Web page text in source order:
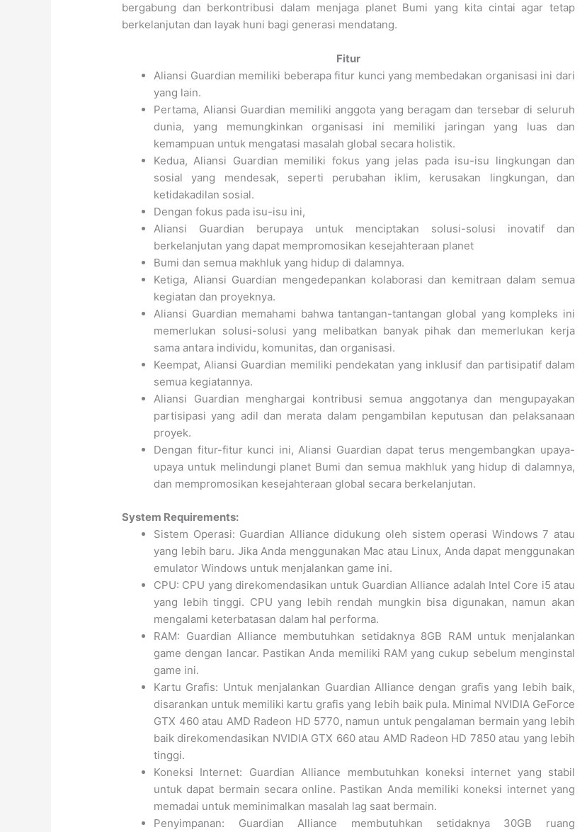
bergabung dan berkontribusi dalam menjaga planet Bumi yang kita cintai agar tetap
berkelanjutan dan layak huni bagi generasi mendatang.
Fitur
Aliansi Guardian memiliki beberapa fitur kunci yang membedakan organisasi ini dari
yang lain.
Pertama, Aliansi Guardian memiliki anggota yang beragam dan tersebar di seluruh
dunia, yang memungkinkan organisasi ini memiliki jaringan yang luas dan
kemampuan untuk mengatasi masalah global secara holistik.
Kedua, Aliansi Guardian memiliki fokus yang jelas pada isu-isu lingkungan dan
sosial yang mendesak, seperti perubahan iklim, kerusakan lingkungan, dan
ketidakadilan sosial.
Dengan fokus pada isu-isu ini,
Aliansi Guardian berupaya untuk menciptakan solusi-solusi inovatif dan
berkelanjutan yang dapat mempromosikan kesejahteraan planet
Bumi dan semua makhluk yang hidup di dalamnya.
Ketiga, Aliansi Guardian mengedepankan kolaborasi dan kemitraan dalam semua
kegiatan dan proyeknya.
Aliansi Guardian memahami bahwa tantangan-tantangan global yang kompleks ini
memerlukan solusi-solusi yang melibatkan banyak pihak dan memerlukan kerja
sama antara individu, komunitas, dan organisasi.
Keempat, Aliansi Guardian memiliki pendekatan yang inklusif dan partisipatif dalam
semua kegiatannya.
Aliansi Guardian menghargai kontribusi semua anggotanya dan mengupayakan
partisipasi yang adil dan merata dalam pengambilan keputusan dan pelaksanaan
proyek.
Dengan fitur-fitur kunci ini, Aliansi Guardian dapat terus mengembangkan upaya-
upaya untuk melindungi planet Bumi dan semua makhluk yang hidup di dalamnya,
dan mempromosikan kesejahteraan global secara berkelanjutan.
System Requirements:
Sistem Operasi: Guardian Alliance didukung oleh sistem operasi Windows 7 atau
yang lebih baru. Jika Anda menggunakan Mac atau Linux, Anda dapat menggunakan
emulator Windows untuk menjalankan game ini.
CPU: CPU yang direkomendasikan untuk Guardian Alliance adalah Intel Core i5 atau
yang lebih tinggi. CPU yang lebih rendah mungkin bisa digunakan, namun akan
mengalami keterbatasan dalam hal performa.
RAM: Guardian Alliance membutuhkan setidaknya 8GB RAM untuk menjalankan
game dengan lancar. Pastikan Anda memiliki RAM yang cukup sebelum menginstal
game ini.
Kartu Grafis: Untuk menjalankan Guardian Alliance dengan grafis yang lebih baik,
disarankan untuk memiliki kartu grafis yang lebih baik pula. Minimal NVIDIA GeForce
GTX 460 atau AMD Radeon HD 5770, namun untuk pengalaman bermain yang lebih
baik direkomendasikan NVIDIA GTX 660 atau AMD Radeon HD 7850 atau yang lebih
tinggi.
Koneksi Internet: Guardian Alliance membutuhkan koneksi internet yang stabil
untuk dapat bermain secara online. Pastikan Anda memiliki koneksi internet yang
memadai untuk meminimalkan masalah lag saat bermain.
Penyimpanan: Guardian Alliance membutuhkan setidaknya 30GB ruang